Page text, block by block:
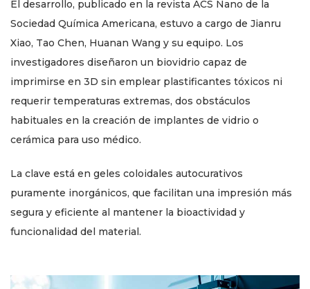
El desarrollo, publicado en la revista ACS Nano de la
Sociedad Química Americana, estuvo a cargo de Jianru
Xiao, Tao Chen, Huanan Wang y su equipo. Los
investigadores diseñaron un biovidrio capaz de
imprimirse en 3D sin emplear plastificantes tóxicos ni
requerir temperaturas extremas, dos obstáculos
habituales en la creación de implantes de vidrio o
cerámica para uso médico.
La clave está en geles coloidales autocurativos
puramente inorgánicos, que facilitan una impresión más
segura y eficiente al mantener la bioactividad y
funcionalidad del material.